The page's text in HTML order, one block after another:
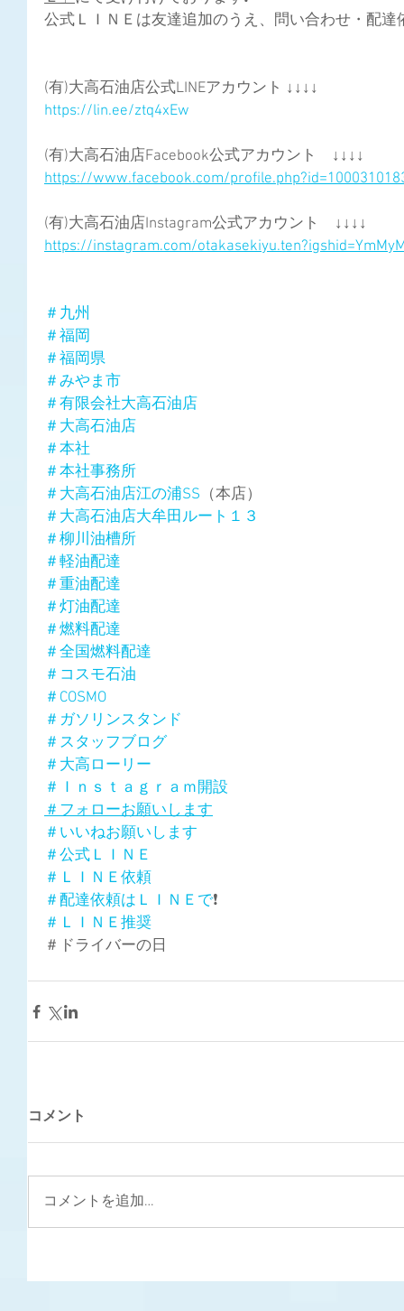
公式ＬＩＮＥは友達追加のうえ、問い合わせ・配
(有)大高石油店公式LINEアカウント ↓↓↓↓
https://lin.ee/ztq4xEw
(有)大高石油店Facebook公式アカウント　↓↓↓↓
https://www.facebook.com/
(有)大高石油店Instagram公式アカウント　↓↓↓↓
https://instagram.com/
＃九州
＃福岡
＃福岡県
＃みやま市
＃有限会社大高石油店
＃大高石油店
＃本社
＃本社事務所
＃大高石油店江の浦SS （本店）
＃大高石油店大牟田ルート１３
＃柳川油槽所
＃軽油配達
＃重油配達
＃灯油配達
＃燃料配達
＃全国燃料配達
＃コスモ石油
＃COSMO
＃ガソリンスタンド
＃スタッフブログ
＃大高ローリー
＃Ｉｎｓｔａｇｒａｍ開設
＃フォローお願いします
＃いいねお願いします
＃公式ＬＩＮＥ
＃ＬＩＮＥ依頼
＃配達依頼はＬＩＮＥで❗
＃ＬＩＮＥ推奨
＃ドライバーの日
コメント
コメントを追加…